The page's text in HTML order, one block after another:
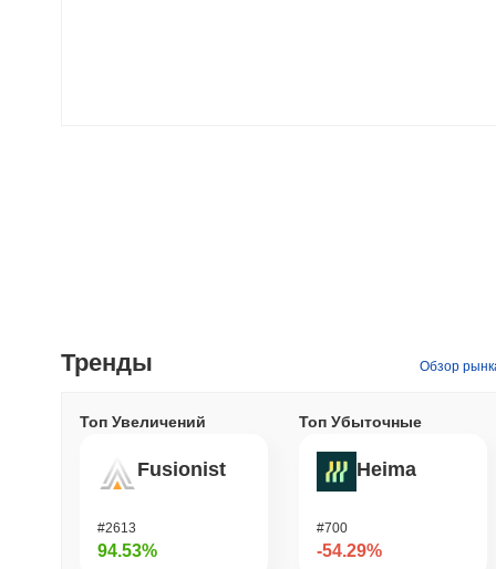
Тренды Обзор
Топ Увеличений
Fusionist
#2613
94.53%
Топ Убыточные
Heima
#700
-54.29%